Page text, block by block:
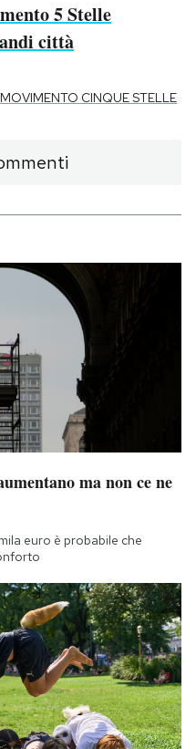
5 Stelle
città
MOVIMENTO CINQUE STELLE
ma non ce ne
euro è probabile che